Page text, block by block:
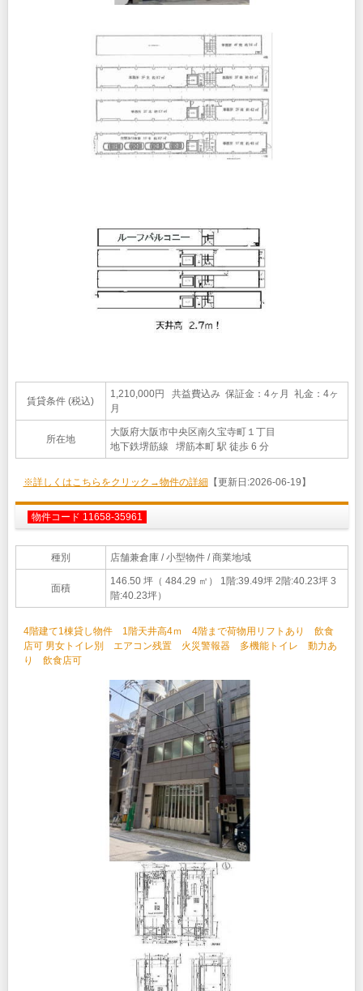
賃貸条件 (税込)
1,210,000円 共益費込み 保証金：4ヶ月 礼金：4ヶ
月
所在地
大阪府大阪市中央区南久宝寺町１丁目
地下鉄堺筋線 堺筋本町 駅 徒歩 6 分
※詳しくはこちらをクリック→物件の詳細 【更新日:2026-06-19】
物件コード 11658-35961
種別 店舗兼倉庫 / 小型物件 / 商業地域
面積
146.50 坪（ 484.29 ㎡）
1階:39.49坪 2階:40.23坪 3
階:40.23坪）
4階建て1棟貸し物件 1階天井高4ｍ 4階まで荷物用リフトあり 飲食
店可 男女トイレ別 エアコン残置 火災警報器 多機能トイレ 動力あ
り 飲食店可